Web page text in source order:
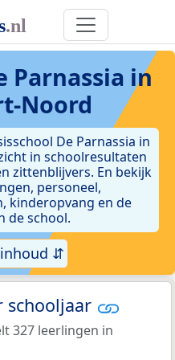
Parnassia in
Noord
De Parnassia in
in schoolresultaten
zittenblijvers. En bekijk
personeel,
kinderopvang en de
de school.
⇵
schooljaar
327 leerlingen in